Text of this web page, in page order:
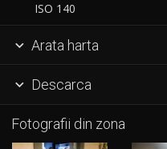
ISO 140
 Arata harta
 Descarca
Fotografii din zona